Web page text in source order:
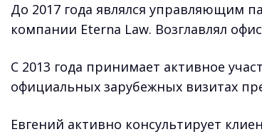
До 2017 года являлся управляющим
компании Eterna Law. Возглавлял
С 2013 года принимает активное
официальных зарубежных визитах
Евгений активно консультирует